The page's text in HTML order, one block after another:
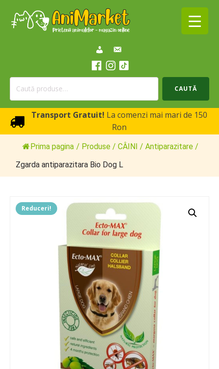
Caută
CAUTĂ
Transport Gratuit! La comenzi mai mari de 150
Ron
Prima pagina / Produse / CÂINI / Antiparazitare /
Zgarda antiparazitara Bio Dog L
Reduceri!